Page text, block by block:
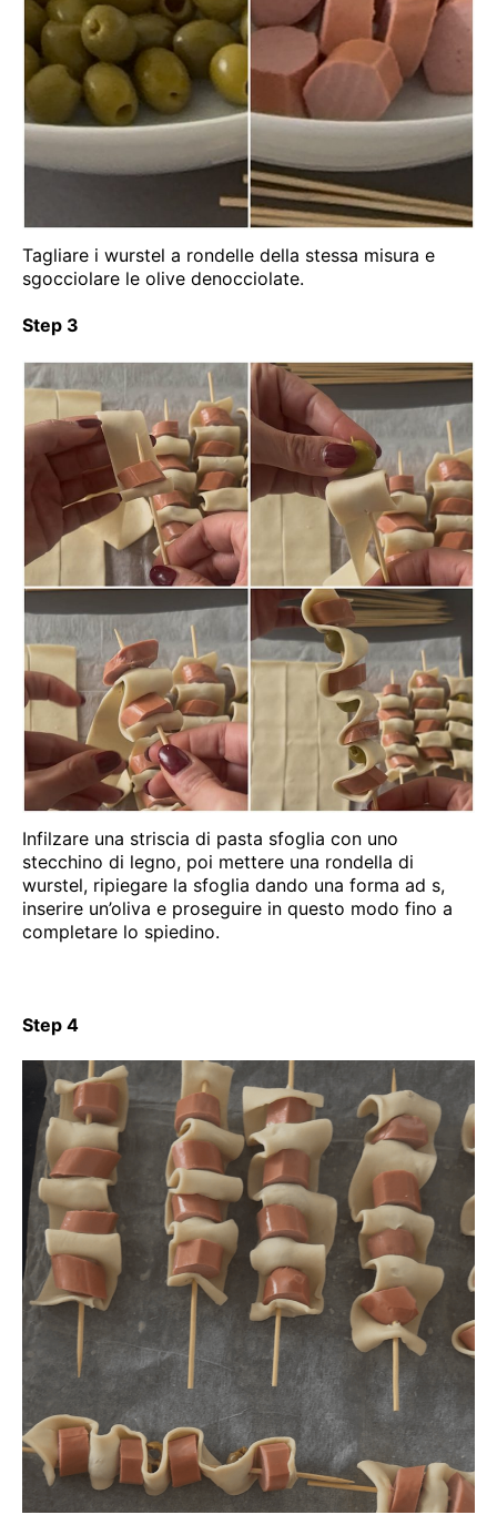
Tagliare i wurstel a rondelle della stessa misura e
sgocciolare le olive denocciolate.
Step 3
Infilzare una striscia di pasta sfoglia con uno
stecchino di legno, poi mettere una rondella di
wurstel, ripiegare la sfoglia dando una forma ad s,
inserire un’oliva e proseguire in questo modo fino a
completare lo spiedino.
Step 4